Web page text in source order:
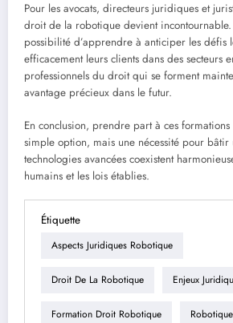
Pour les avocats, directeurs juridiques et
droit de la robotique devient
possibilité d’apprendre à anticiper les défis
efficacement leurs clients dans des secteurs
professionnels du droit qui se forment
avantage précieux dans le futur.
En conclusion, prendre part à ces formations
simple option, mais une nécessité pour bâtir
technologies avancées coexistent
humains et les lois établies.
Étiquette
Aspects Juridiques Robotique
Droit De La Robotique Enjeux
Formation Droit Robotique